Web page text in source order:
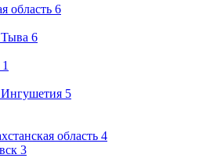
область 6
6
1
5
область 4
3